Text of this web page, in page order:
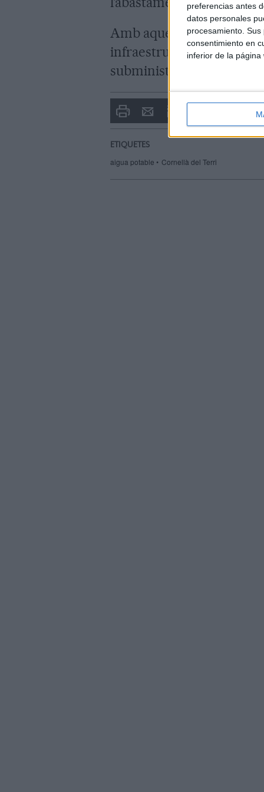
preferencias antes
datos personales
procesamiento.
consentimiento en
inferior de la página
Amb aquesta
infraestructures
subministrament
Envia
un
amic
PDF
ETIQUETES
aigua potable Cornellà del Terri